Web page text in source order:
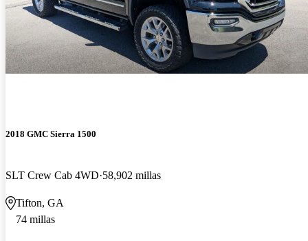
2018 GMC Sierra 1500
SLT Crew Cab 4WD 58,902 millas
Tifton, GA
74 millas